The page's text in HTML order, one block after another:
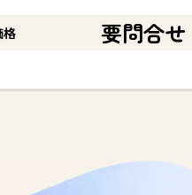
格 要問合せ